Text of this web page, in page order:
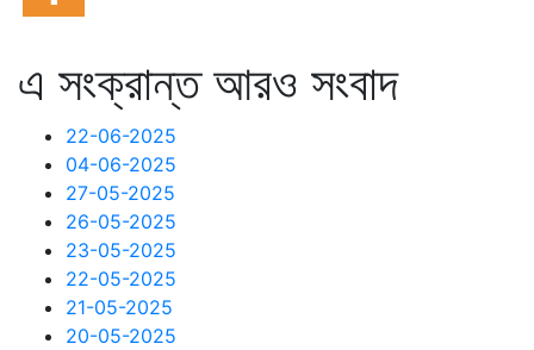
এ সংক্রান্ত আরও সংবাদ
22-06-2025
04-06-2025
27-05-2025
26-05-2025
23-05-2025
22-05-2025
21-05-2025
20-05-2025